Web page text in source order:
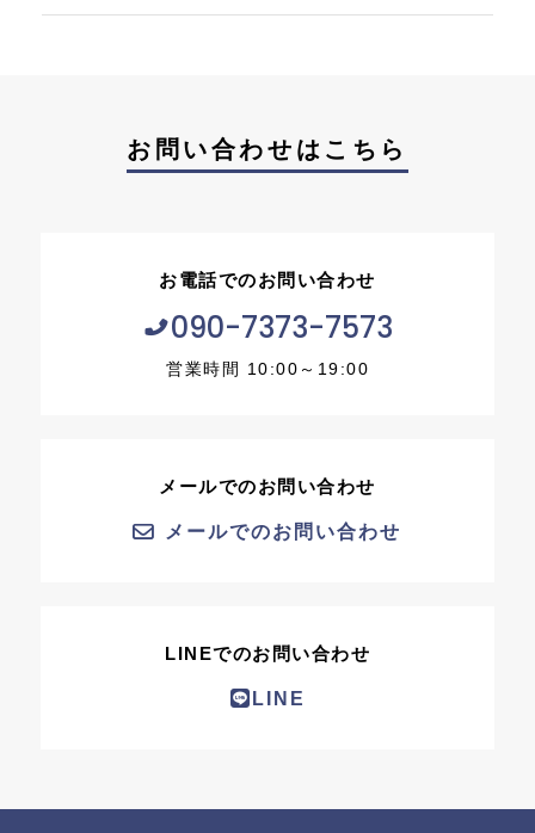
お問い合わせはこちら
お電話でのお問い合わせ
090-7373-7573
営業時間 10:00～19:00
メールでのお問い合わせ
メールでのお問い合わせ
LINEでのお問い合わせ
LINE